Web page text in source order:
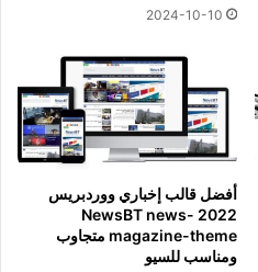
2024-10-10
أفضل قالب إخباري ووردبريس
2022 NewsBT news-
magazine-theme متجاوب
ومناسب للسيو